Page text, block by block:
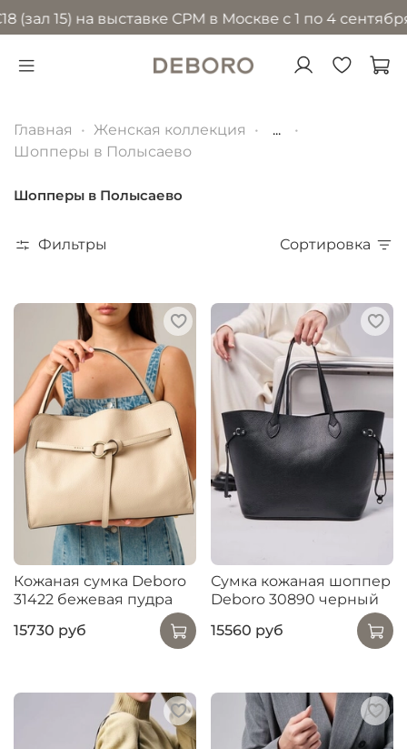
на выставке CPM в Москве с 1 по 4 сентября
Главная Женская коллекция
...
Шопперы в Полысаево
Шопперы в Полысаево
Фильтры Сортировка
Кожаная сумка Deboro
31422 бежевая пудра
15730 руб
Сумка кожаная шоппер
Deboro 30890 черный
15560 руб